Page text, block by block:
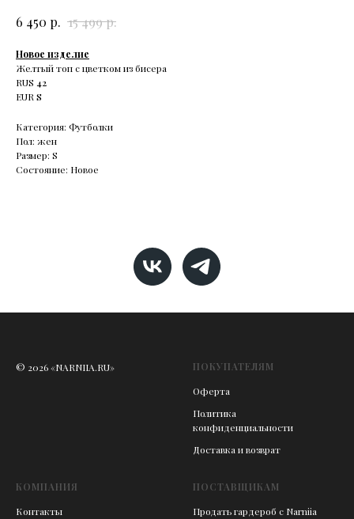
6 450 р. 15 499р.
Новое изделие
Желтый топ с цветком из бисера
RUS 42
EUR S
Категория: Футболки
Пол: жен
Размер: S
Состояние: Новое
© 2026 «NARNIIA.RU»
ПОКУПАТЕЛЯМ
Оферта
Политика
конфиденциальности
Доставка и возврат
КОМПАНИЯ
Контакты
ПОСТАВЩИКАМ
Продать гардероб с Narniia